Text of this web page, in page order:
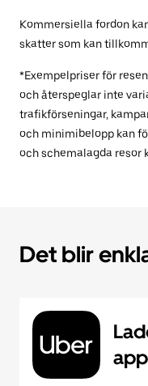
Kommersiella fordon
skatter som kan
*Exempelpriser för
och återspeglar inte
trafikförseningar,
och minimibelopp kan
och schemalagda resor
Det blir